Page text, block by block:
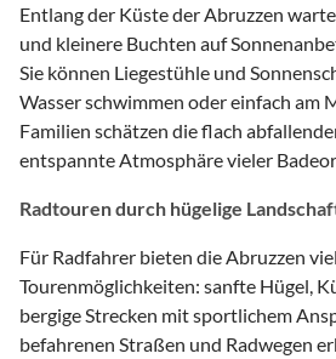
Entlang der Küste der Abruzzen
und kleinere Buchten auf
Sie können Liegestühle und
Wasser schwimmen oder einfach am
Familien schätzen die flach
entspannte Atmosphäre vieler
Radtouren durch hügelige
Für Radfahrer bieten die Abruzzen
Tourenmöglichkeiten: sanfte Hügel,
bergige Strecken mit sportlichem
befahrenen Straßen und Radwegen